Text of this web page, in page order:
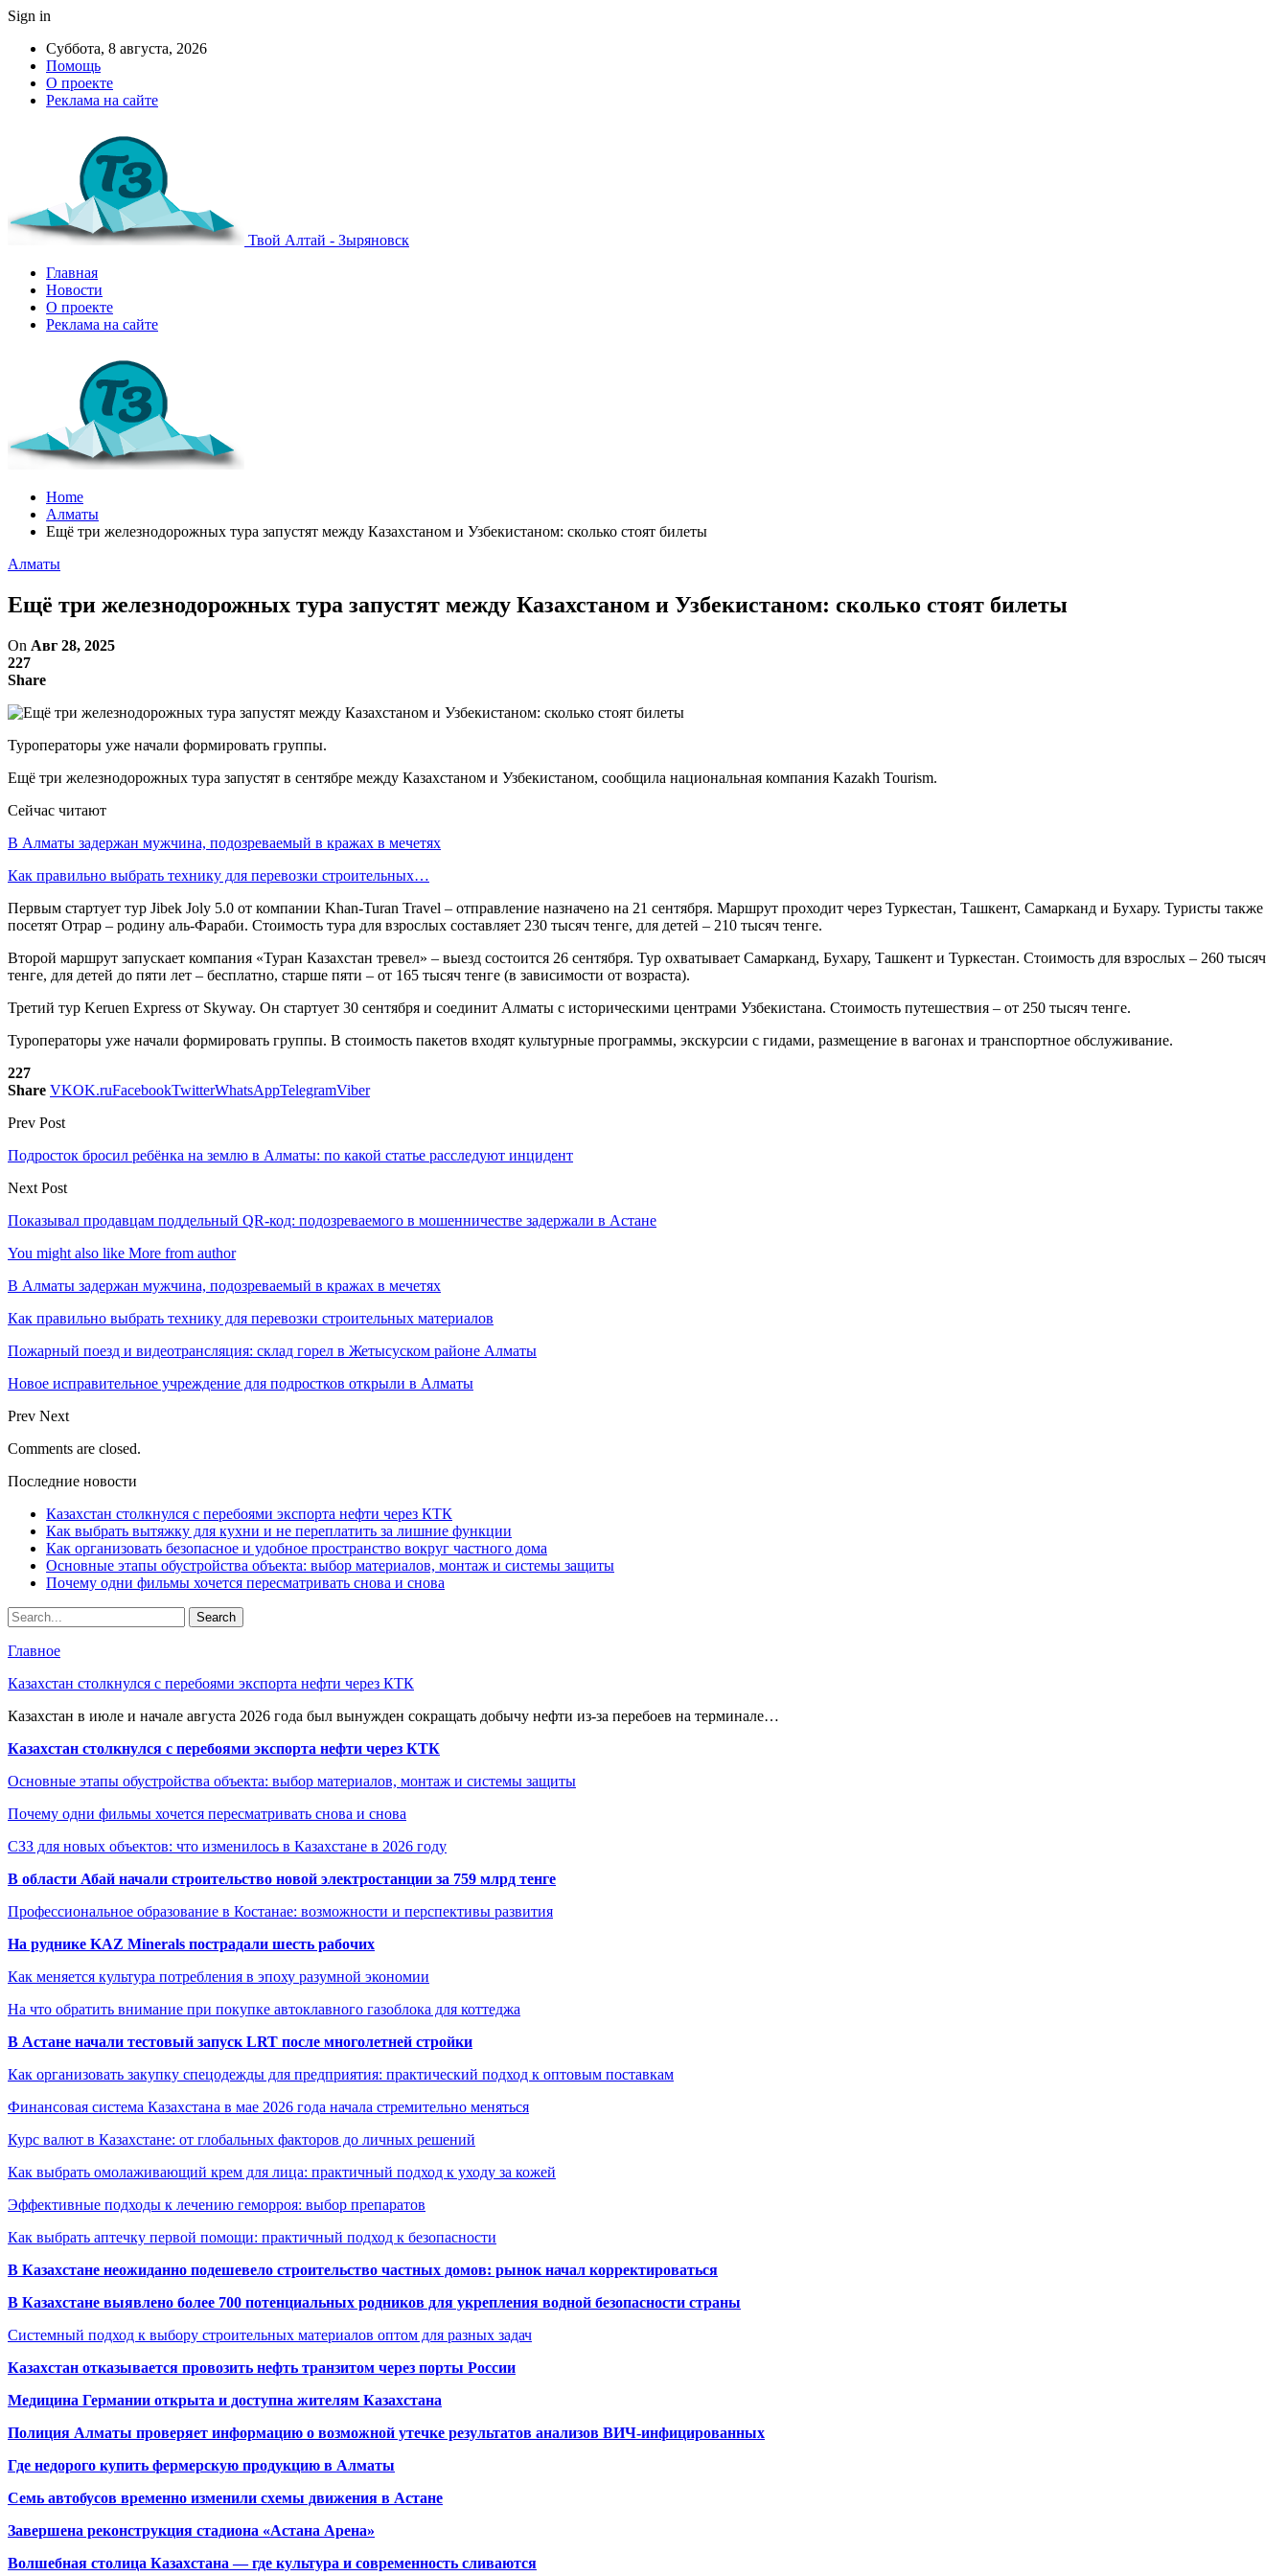
Sign in
Суббота, 8 августа, 2026
Помощь
О проекте
Реклама на сайте
Твой Алтай - Зыряновск
Главная
Новости
О проекте
Реклама на сайте
Home
Алматы
Ещё три железнодорожных тура запустят между Казахстаном и Узбекистаном: сколько стоят билеты
Алматы
Ещё три железнодорожных тура запустят между Казахстаном и Узбекистаном: сколько стоят билеты
On Авг 28, 2025
227
Share
Туроператоры уже начали формировать группы.
Ещё три железнодорожных тура запустят в сентябре между Казахстаном и Узбекистаном, сообщила национальная компания Kazakh Tourism.
Сейчас читают
В Алматы задержан мужчина, подозреваемый в кражах в мечетях
Как правильно выбрать технику для перевозки строительных…
Первым стартует тур Jibek Joly 5.0 от компании Khan-Turan Travel – отправление назначено на 21 сентября. Маршрут проходит через Туркестан, Ташкент, Самарканд и Бухару. Туристы также
посетят Отрар – родину аль-Фараби. Стоимость тура для взрослых составляет 230 тысяч тенге, для детей – 210 тысяч тенге.
Второй маршрут запускает компания «Туран Казахстан тревел» – выезд состоится 26 сентября. Тур охватывает Самарканд, Бухару, Ташкент и Туркестан. Стоимость для взрослых – 260 тысяч
тенге, для детей до пяти лет – бесплатно, старше пяти – от 165 тысяч тенге (в зависимости от возраста).
Третий тур Keruen Express от Skyway. Он стартует 30 сентября и соединит Алматы с историческими центрами Узбекистана. Стоимость путешествия – от 250 тысяч тенге.
Туроператоры уже начали формировать группы. В стоимость пакетов входят культурные программы, экскурсии с гидами, размещение в вагонах и транспортное обслуживание.
227
Share VKOK.ruFacebookTwitterWhatsAppTelegramViber
Prev Post
Подросток бросил ребёнка на землю в Алматы: по какой статье расследуют инцидент
Next Post
Показывал продавцам поддельный QR-код: подозреваемого в мошенничестве задержали в Астане
You might also like More from author
В Алматы задержан мужчина, подозреваемый в кражах в мечетях
Как правильно выбрать технику для перевозки строительных материалов
Пожарный поезд и видеотрансляция: склад горел в Жетысуском районе Алматы
Новое исправительное учреждение для подростков открыли в Алматы
Prev Next
Comments are closed.
Последние новости
Казахстан столкнулся с перебоями экспорта нефти через КТК
Как выбрать вытяжку для кухни и не переплатить за лишние функции
Как организовать безопасное и удобное пространство вокруг частного дома
Основные этапы обустройства объекта: выбор материалов, монтаж и системы защиты
Почему одни фильмы хочется пересматривать снова и снова
Главное
Казахстан столкнулся с перебоями экспорта нефти через КТК
Казахстан в июле и начале августа 2026 года был вынужден сокращать добычу нефти из-за перебоев на терминале…
Казахстан столкнулся с перебоями экспорта нефти через КТК
Основные этапы обустройства объекта: выбор материалов, монтаж и системы защиты
Почему одни фильмы хочется пересматривать снова и снова
СЗЗ для новых объектов: что изменилось в Казахстане в 2026 году
В области Абай начали строительство новой электростанции за 759 млрд тенге
Профессиональное образование в Костанае: возможности и перспективы развития
На руднике KAZ Minerals пострадали шесть рабочих
Как меняется культура потребления в эпоху разумной экономии
На что обратить внимание при покупке автоклавного газоблока для коттеджа
В Астане начали тестовый запуск LRT после многолетней стройки
Как организовать закупку спецодежды для предприятия: практический подход к оптовым поставкам
Финансовая система Казахстана в мае 2026 года начала стремительно меняться
Курс валют в Казахстане: от глобальных факторов до личных решений
Как выбрать омолаживающий крем для лица: практичный подход к уходу за кожей
Эффективные подходы к лечению геморроя: выбор препаратов
Как выбрать аптечку первой помощи: практичный подход к безопасности
В Казахстане неожиданно подешевело строительство частных домов: рынок начал корректироваться
В Казахстане выявлено более 700 потенциальных родников для укрепления водной безопасности страны
Системный подход к выбору строительных материалов оптом для разных задач
Казахстан отказывается провозить нефть транзитом через порты России
Медицина Германии открыта и доступна жителям Казахстана
Полиция Алматы проверяет информацию о возможной утечке результатов анализов ВИЧ-инфицированных
Где недорого купить фермерскую продукцию в Алматы
Семь автобусов временно изменили схемы движения в Астане
Завершена реконструкция стадиона «Астана Арена»
Волшебная столица Казахстана — где культура и современность сливаются